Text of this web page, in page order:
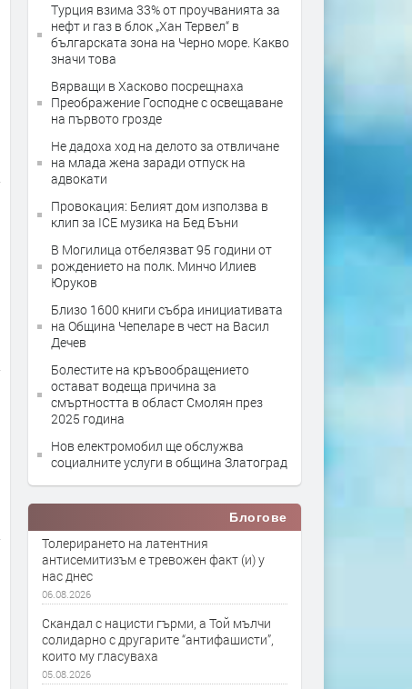
Турция взима 33% от проучванията за
нефт и газ в блок „Хан Тервел“ в
българската зона на Черно море. Какво
значи това
Вярващи в Хасково посрещнаха
Преображение Господне с освещаване
на първото грозде
Не дадоха ход на делото за отвличане
на млада жена заради отпуск на
адвокати
Провокация: Белият дом използва в
клип за ICE музика на Бед Бъни
В Могилица отбелязват 95 години от
рождението на полк. Минчо Илиев
Юруков
Близо 1600 книги събра инициативата
на Община Чепеларе в чест на Васил
Дечев
Болестите на кръвообращението
остават водеща причина за
смъртността в област Смолян през
2025 година
Нов електромобил ще обслужва
социалните услуги в община Златоград
Блогове
Толерирането на латентния
антисемитизъм е тревожен факт (и) у
нас днес
06.08.2026
Скандал с нацисти гърми, а Той мълчи
солидарно с другарите “антифашисти”,
които му гласуваха
05.08.2026